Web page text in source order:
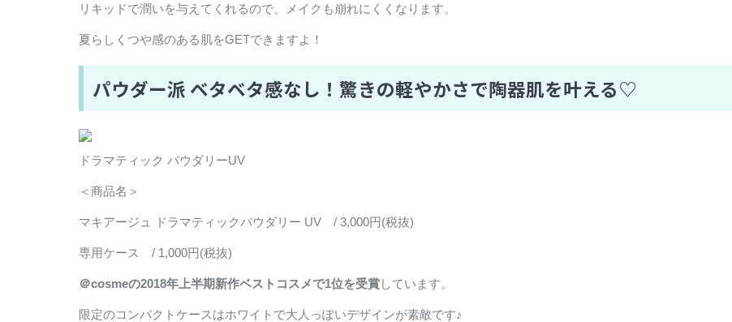
リキッドで潤いを与えてくれるので、メイクも崩れにくくなります。
夏らしくつや感のある肌をGETできますよ！
パウダー派 ベタベタ感なし！驚きの軽やかさで陶器肌を叶える♡
ドラマティック パウダリーUV
＜商品名＞
マキアージュ ドラマティックパウダリー UV / 3,000円(税抜)
専用ケース / 1,000円(税抜)
＠cosmeの2018年上半期新作ベストコスメで1位を受賞しています。
限定のコンパクトケースはホワイトで大人っぽいデザインが素敵です♪